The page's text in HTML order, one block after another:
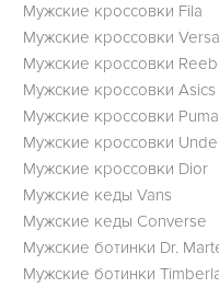
Мужские кроссовки Fila
Мужские кроссовки
Мужские кроссовки
Мужские кроссовки Asics
Мужские кроссовки Puma
Мужские кроссовки
Мужские кроссовки Dior
Мужские кеды Vans
Мужские кеды Converse
Мужские ботинки Dr.
Мужские ботинки